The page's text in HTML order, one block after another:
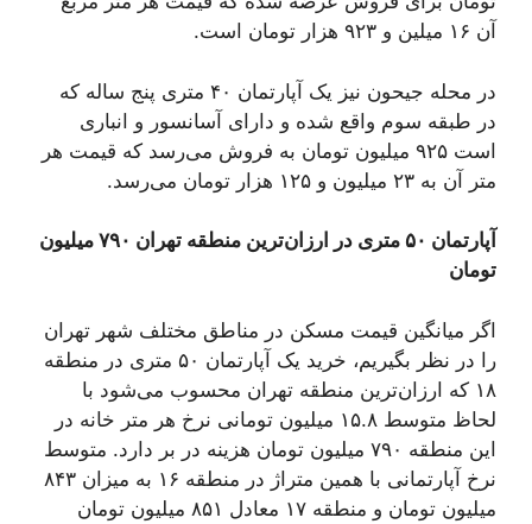
آن ۱۶ میلین و ۹۲۳ هزار تومان است.
در محله جیحون نیز یک آپارتمان ۴۰ متری پنج ساله که
در طبقه سوم واقع شده و دارای آسانسور و انباری
است ۹۲۵ میلیون تومان به فروش می‌رسد که قیمت هر
متر آن به ۲۳ میلیون و ۱۲۵ هزار تومان می‌رسد.
آپارتمان ۵۰ متری در ارزان‌ترین منطقه تهران ۷۹۰ میلیون
تومان
اگر میانگین قیمت مسکن در مناطق مختلف شهر تهران
را در نظر بگیریم، خرید یک آپارتمان ۵۰ متری در منطقه
۱۸ که ارزان‌ترین منطقه تهران محسوب می‌شود با
لحاظ متوسط ۱۵.۸ میلیون تومانی نرخ هر متر خانه در
این منطقه ۷۹۰ میلیون تومان هزینه در بر دارد. متوسط
نرخ آپارتمانی با همین متراژ در منطقه ۱۶ به میزان ۸۴۳
میلیون تومان و منطقه ۱۷ معادل ۸۵۱ میلیون تومان